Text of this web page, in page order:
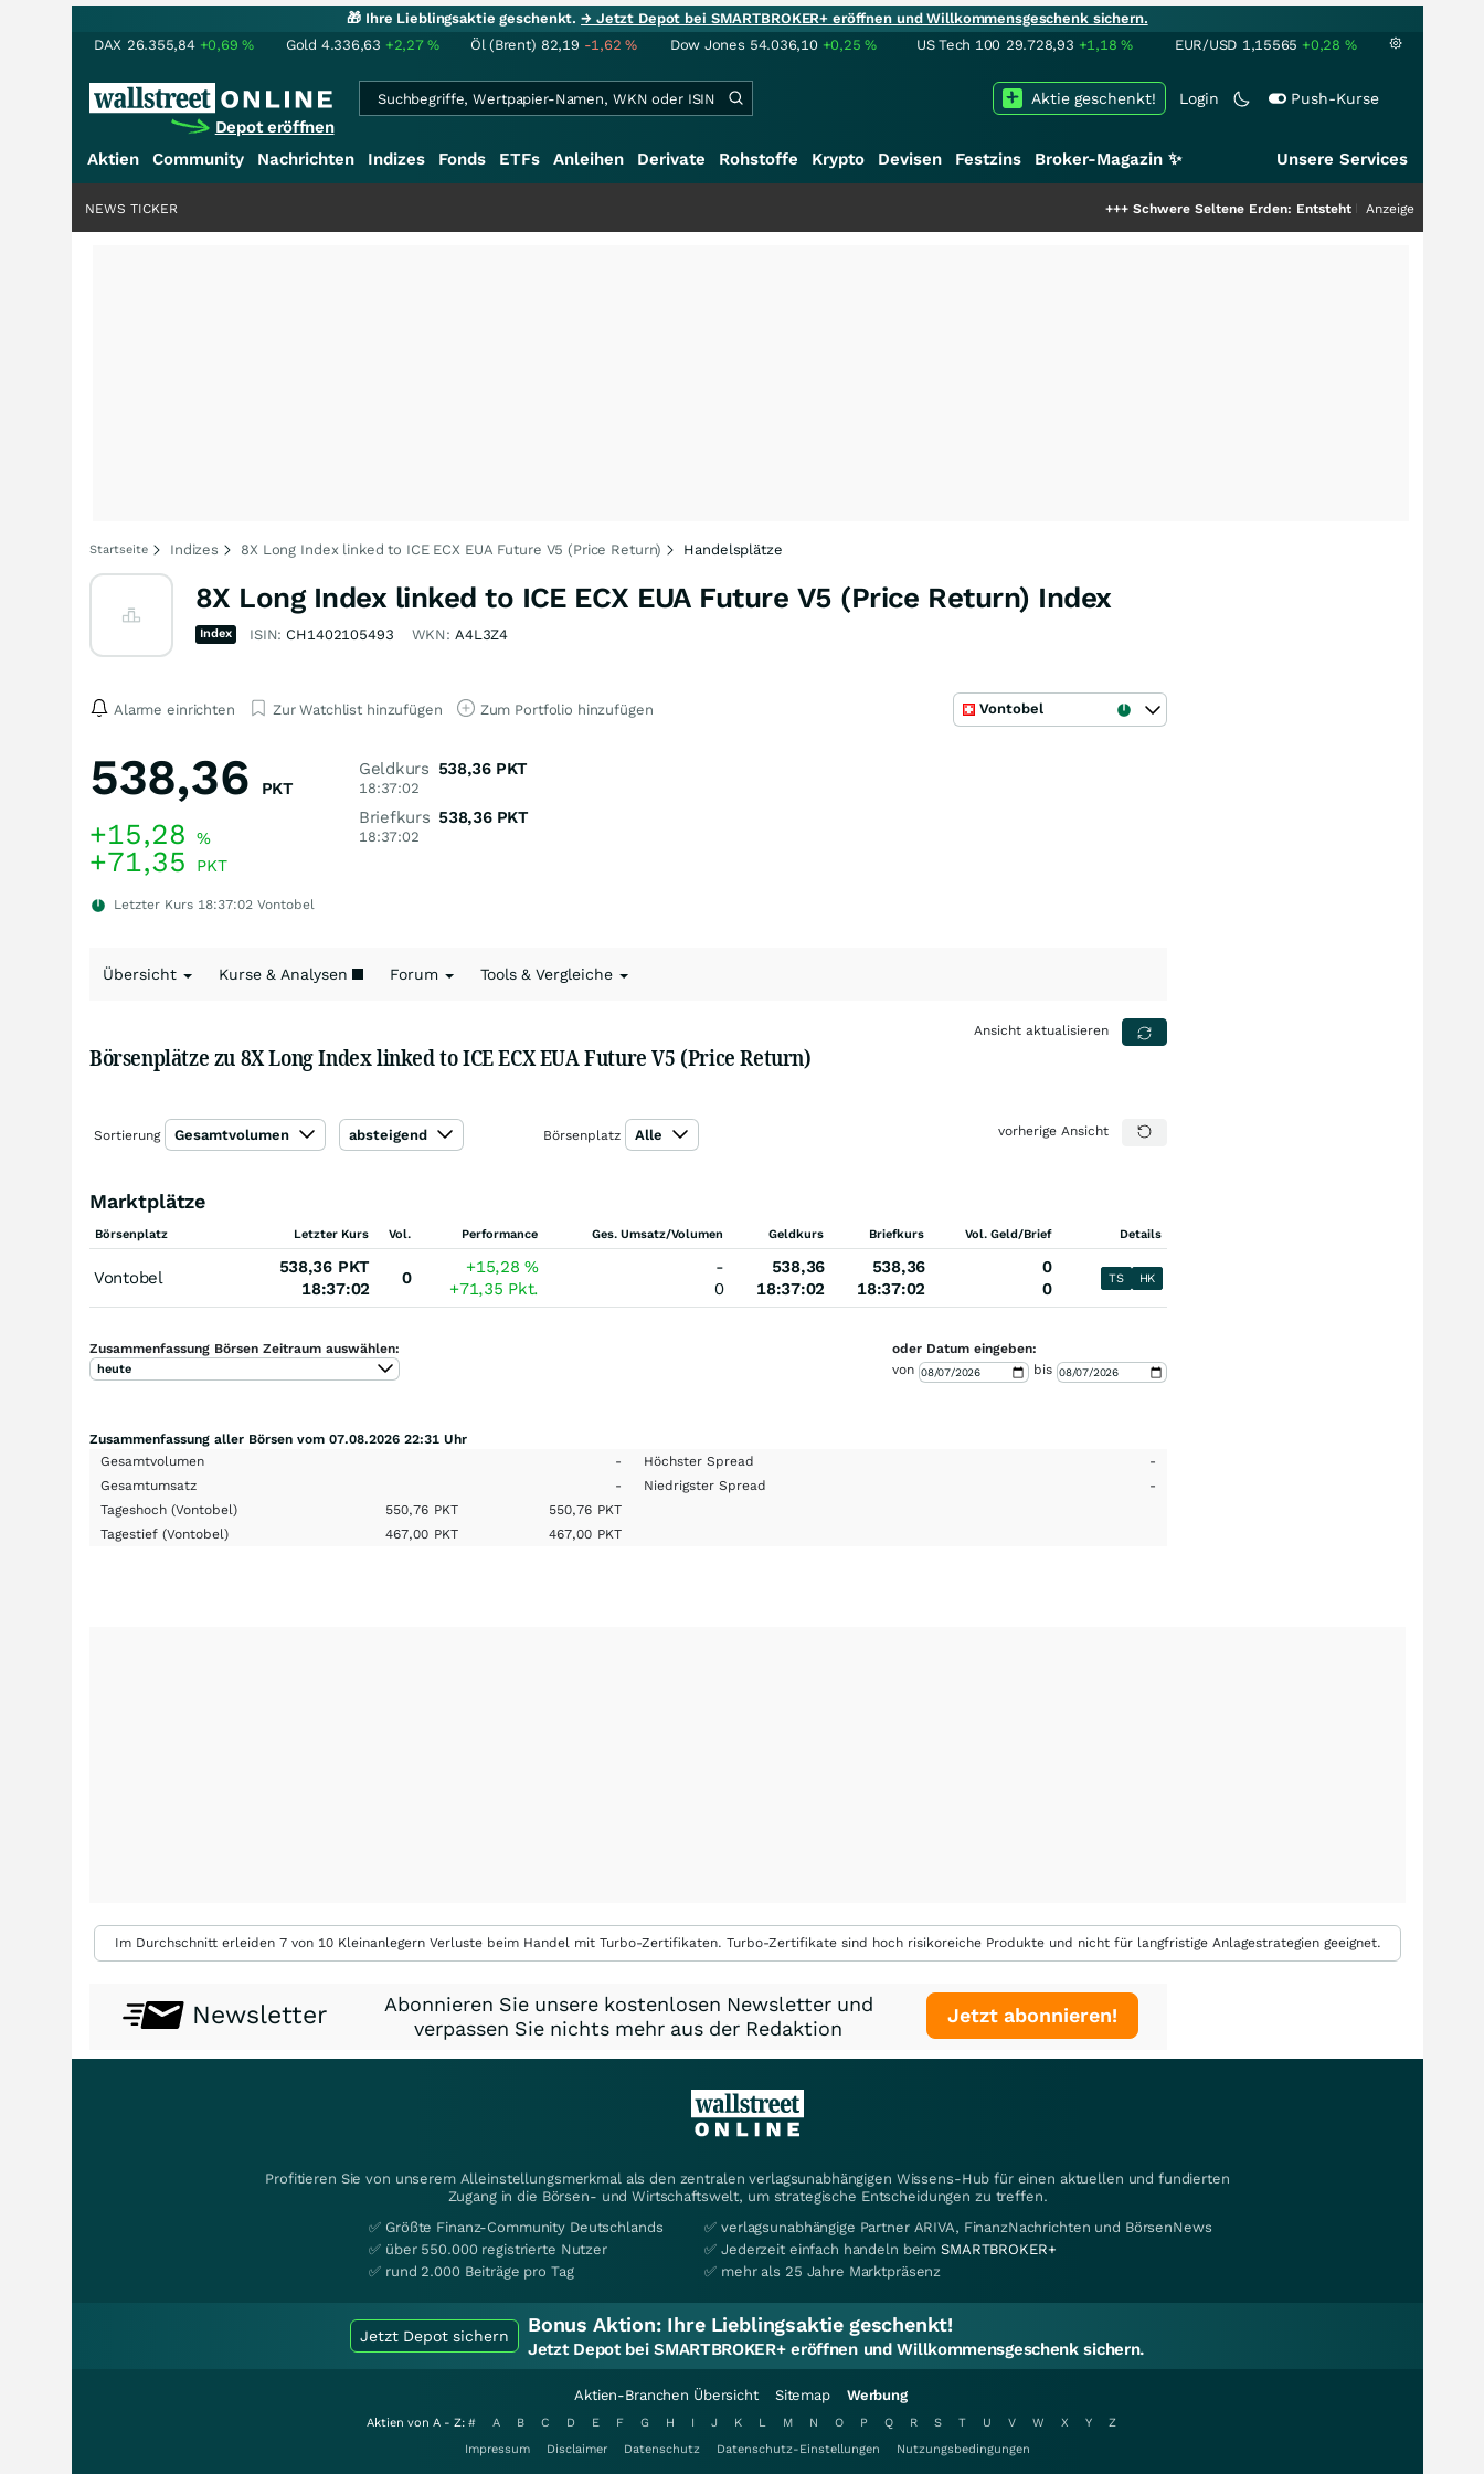
🎁 Ihre Lieblingsaktie geschenkt.→ Jetzt Depot bei SMARTBROKER+ eröffnen und Willkommensgeschenk sichern.
DAX 26.355,84 +0,69% Gold 4.336,63 +2,27% Öl (Brent) 82,19 -1,62% Dow Jones 54.036,10 +0,25% US Tech 100 29.728,93 +1,18% EUR/USD 1,15565 +0,28 %
Depot eröffnen
Login Push-Kurse
Aktie geschenkt!
Aktien Community Nachrichten Indizes Fonds ETFs Anleihen Derivate Rohstoffe Krypto Devisen Festzins Broker-Magazin ✨ Unsere Services
Schwere Seltene Erden: Entsteht hier die nächste
Anzeige
NEWS TICKER
Startseite Indizes 8X Long Index linked to ICE ECX EUA Future V5 (Price Return) Handelsplätze
8X Long Index linked to ICE ECX EUA Future V5 (Price Return) Index
Index ISIN: CH1402105493 WKN: A4L3Z4
Alarme einrichten Zur Watchlist hinzufügen Zum Portfolio hinzufügen Vontobel
538,36 PKT
+15,28 %
+71,35 PKT
Letzter Kurs 18:37:02 Vontobel
Geldkurs
18:37:02
538,36 PKT
Briefkurs
18:37:02
538,36 PKT
Übersicht Kurse & Analysen Forum Tools & Vergleiche
Börsenplätze zu 8X Long Index linked to ICE ECX EUA Future V5 (Price Return)
Ansicht aktualisieren
Sortierung Gesamtvolumen absteigend Börsenplatz Alle vorherige Ansicht
Marktplätze
Börsenplatz Letzter Kurs Vol. Performance Ges. Umsatz/Volumen Geldkurs Briefkurs Vol. Geld/Brief Details
Vontobel
538,36 PKT
18:37:02
0
+15,28%
+71,35 Pkt.
-
0
538,36
18:37:02
538,36
18:37:02
0
0
TS HK
Zusammenfassung Börsen Zeitraum auswählen:
heute
oder Datum eingeben:
von
bis
Zusammenfassung aller Börsen vom 07.08.2026 22:31 Uhr
Gesamtvolumen
- Höchster Spread
-
Gesamtumsatz
- Niedrigster Spread
-
Tageshoch (Vontobel) 550,76 PKT 550,76 PKT
Tagestief (Vontobel) 467,00 PKT 467,00 PKT
Im Durchschnitt erleiden 7 von 10 Kleinanlegern Verluste beim Handel mit Turbo-Zertifikaten. Turbo-Zertifikate sind hoch risikoreiche Produkte und nicht für langfristige Anlagestrategien geeignet.
Newsletter
Abonnieren Sie unsere kostenlosen Newsletter und
verpassen Sie nichts mehr aus der Redaktion
Jetzt abonnieren!
Profitieren Sie von unserem Alleinstellungsmerkmal als den zentralen verlagsunabhängigen Wissens-Hub für einen aktuellen und fundierten
Zugang in die Börsen- und Wirtschaftswelt, um strategische Entscheidungen zu treffen.
✅ Größte Finanz-Community Deutschlands
✅ über 550.000 registrierte Nutzer
✅ rund 2.000 Beiträge pro Tag
✅ verlagsunabhängige Partner ARIVA, FinanzNachrichten und BörsenNews
✅ Jederzeit einfach handeln beimSMARTBROKER+
✅ mehr als 25 Jahre Marktpräsenz
Jetzt Depot sichern Bonus Aktion: Ihre Lieblingsaktie geschenkt!
Jetzt Depot bei SMARTBROKER+ eröffnen und Willkommensgeschenk sichern.
Aktien-Branchen Übersicht Sitemap Werbung
Aktien von A - Z: # A B C D E F G H I J K L M N O P Q R S T U V W X Y
Z
Impressum
Disclaimer Datenschutz Datenschutz-Einstellungen Nutzungsbedingungen